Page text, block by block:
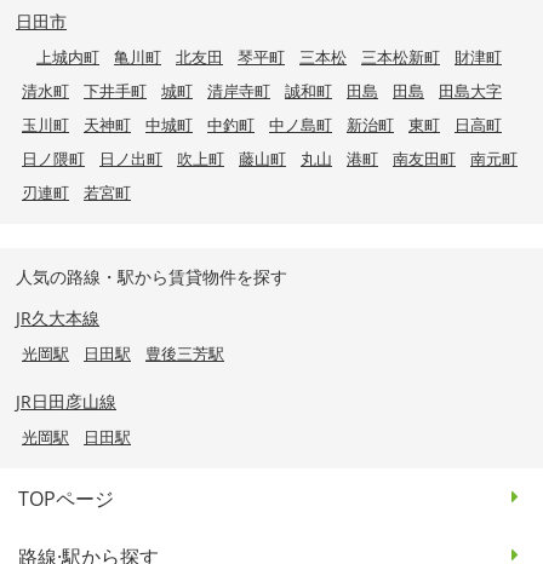
日田市
上城内町 亀川町 北友田 琴平町 三本松 三本松新町
財津町
清水町
下井手町 城町 清岸寺町 誠和町 田島 田島
田島大字
玉川町
天神町 中城町 中釣町 中ノ島町 新治町 東町
日高町
日ノ隈町
日ノ出町 吹上町 藤山町 丸山 港町 南友田町
南元町
刃連町
若宮町
人気の路線・駅から賃貸物件を探す
JR久大本線
光岡駅 日田駅 豊後三芳駅
JR日田彦山線
光岡駅 日田駅
TOPページ
路線·駅から探す